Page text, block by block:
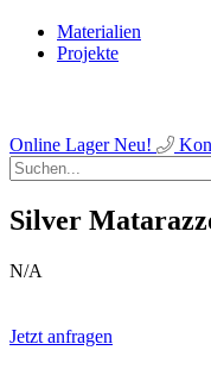
Materialien
Projekte
Online LagerNeu!
Silver
N/A
Jetzt anfragen